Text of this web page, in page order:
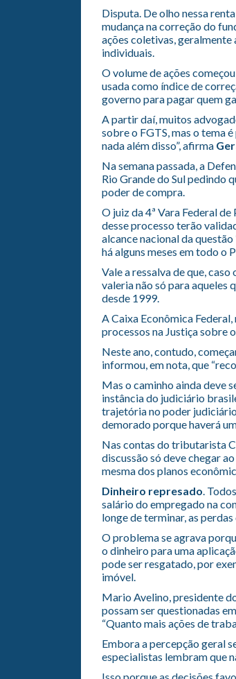
Disputa. De olho nessa
mudança na correção do
ações coletivas,
individuais.
O volume de ações
usada como índice de
governo para pagar quem
A partir daí, muitos
sobre o FGTS, mas o tema
nada além disso”, afirma
Na semana passada, a
Rio Grande do Sul pedindo
poder de compra.
O juiz da 4ª Vara Federal
desse processo terão
alcance nacional da
há alguns meses em todo o
Vale a ressalva de que,
valeria não só para aqueles
desde 1999.
A Caixa Econômica
processos na Justiça sobre
Neste ano, contudo,
informou, em nota, que
Mas o caminho ainda deve
instância do judiciário
trajetória no poder
demorado porque haverá
Nas contas do tributarista
discussão só deve chegar
mesma dos planos
Dinheiro represado .
salário do empregado na
longe de terminar, as
O problema se agrava
o dinheiro para uma
pode ser resgatado, por
imóvel.
Mario Avelino, presidente
possam ser questionadas
“Quanto mais ações de
Embora a percepção geral
especialistas lembram que